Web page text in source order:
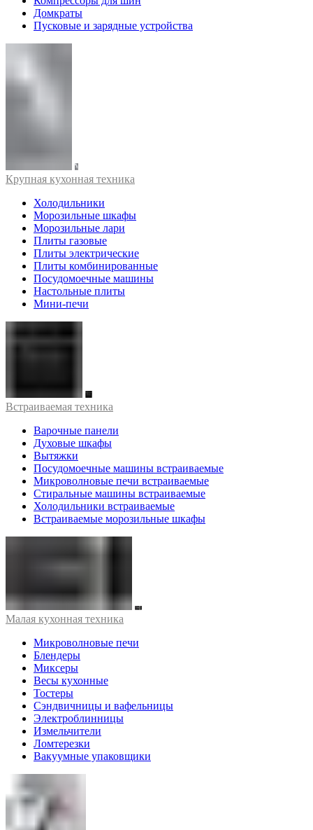
Домкраты
Пусковые и зарядные устройства
Крупная кухонная техника
Холодильники
Морозильные шкафы
Морозильные лари
Плиты газовые
Плиты электрические
Плиты комбинированные
Посудомоечные машины
Настольные плиты
Мини-печи
Встраиваемая техника
Варочные панели
Духовые шкафы
Вытяжки
Посудомоечные машины встраиваемые
Микроволновые печи встраиваемые
Стиральные машины встраиваемые
Холодильники встраиваемые
Встраиваемые морозильные шкафы
Малая кухонная техника
Микроволновые печи
Блендеры
Миксеры
Весы кухонные
Тостеры
Сэндвичницы и вафельницы
Электроблинницы
Измельчители
Ломтерезки
Вакуумные упаковщики